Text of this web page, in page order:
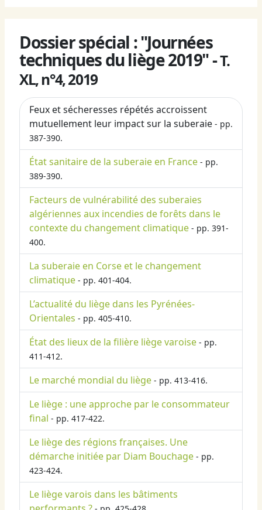
Dossier spécial : "Journées
techniques du liège 2019" -T.
XL, n°4, 2019
Feux et sécheresses répétés accroissent
mutuellement leur impact sur la suberaie - pp.
387-390.
État sanitaire de la suberaie en France - pp.
389-390.
Facteurs de vulnérabilité des suberaies
algériennes aux incendies de forêts dans le
contexte du changement climatique - pp. 391-
400.
La suberaie en Corse et le changement
climatique - pp. 401-404.
L’actualité du liège dans les Pyrénées-
Orientales - pp. 405-410.
État des lieux de la filière liège varoise - pp.
411-412.
Le marché mondial du liège - pp. 413-416.
Le liège : une approche par le consommateur
final - pp. 417-422.
Le liège des régions françaises. Une
démarche initiée par Diam Bouchage - pp.
423-424.
Le liège varois dans les bâtiments